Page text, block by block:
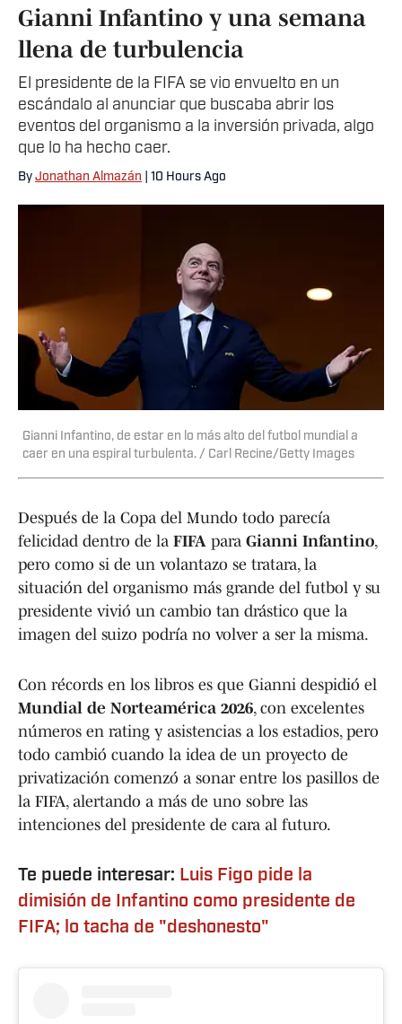
Gianni Infantino y una semana
llena de turbulencia
El presidente de la FIFA se vio envuelto en un
escándalo al anunciar que buscaba abrir los
eventos del organismo a la inversión privada, algo
que lo ha hecho caer.
By Jonathan Almazán | 10 Hours Ago
Gianni Infantino, de estar en lo más alto del futbol mundial a
caer en una espiral turbulenta. / Carl Recine/Getty Images
Después de la Copa del Mundo todo parecía
felicidad dentro de la FIFA para Gianni Infantino,
pero como si de un volantazo se tratara, la
situación del organismo más grande del futbol y su
presidente vivió un cambio tan drástico que la
imagen del suizo podría no volver a ser la misma.
Con récords en los libros es que Gianni despidió el
Mundial de Norteamérica 2026, con excelentes
números en rating y asistencias a los estadios, pero
todo cambió cuando la idea de un proyecto de
privatización comenzó a sonar entre los pasillos de
la FIFA, alertando a más de uno sobre las
intenciones del presidente de cara al futuro.
Te puede interesar: Luis Figo pide la
dimisión de Infantino como presidente de
FIFA; lo tacha de "deshonesto"